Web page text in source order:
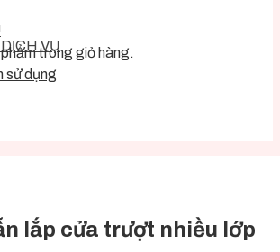
trong giỏ hàng.
VỤ
sử dụng
lắp cửa trượt nhiều lớp